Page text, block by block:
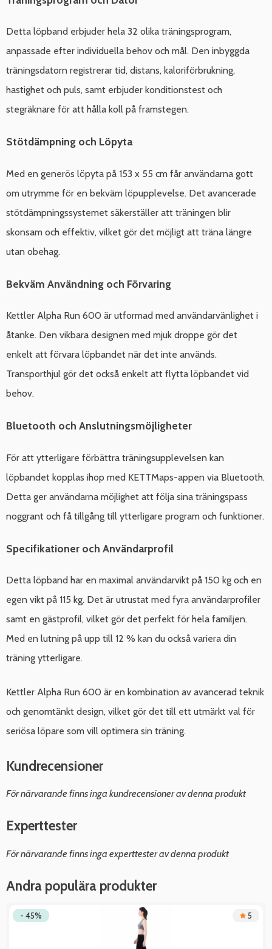
Detta löpband erbjuder hela 32 olika träningsprogram,
anpassade efter individuella behov och mål. Den inbyggda
träningsdatorn registrerar tid, distans, kaloriförbrukning,
hastighet och puls, samt erbjuder konditionstest och
stegräknare för att hålla koll på framstegen.
Stötdämpning och Löpyta
Med en generös löpyta på 153 x 55 cm får användarna gott
om utrymme för en bekväm löpupplevelse. Det avancerade
stötdämpningssystemet säkerställer att träningen blir
skonsam och effektiv, vilket gör det möjligt att träna längre
utan obehag.
Bekväm Användning och Förvaring
Kettler Alpha Run 600 är utformad med användarvänlighet i
åtanke. Den vikbara designen med mjuk droppe gör det
enkelt att förvara löpbandet när det inte används.
Transporthjul gör det också enkelt att flytta löpbandet vid
behov.
Bluetooth och Anslutningsmöjligheter
För att ytterligare förbättra träningsupplevelsen kan
löpbandet kopplas ihop med KETTMaps-appen via Bluetooth.
Detta ger användarna möjlighet att följa sina träningspass
noggrant och få tillgång till ytterligare program och funktioner.
Specifikationer och Användarprofil
Detta löpband har en maximal användarvikt på 150 kg och en
egen vikt på 115 kg. Det är utrustat med fyra användarprofiler
samt en gästprofil, vilket gör det perfekt för hela familjen.
Med en lutning på upp till 12 % kan du också variera din
träning ytterligare.
Kettler Alpha Run 600 är en kombination av avancerad teknik
och genomtänkt design, vilket gör det till ett utmärkt val för
seriösa löpare som vill optimera sin träning.
Kundrecensioner
För närvarande finns inga kundrecensioner av denna produkt
Experttester
För närvarande finns inga experttester av denna produkt
Andra populära produkter
- 45% 5